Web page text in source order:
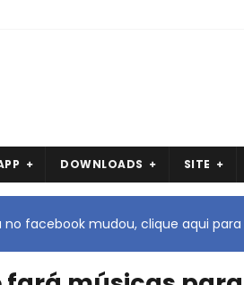
DOWNLOADS SITE
no facebook mudou, clique aqui